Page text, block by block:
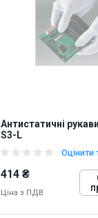
Антистатичні
S3-L
Оцінити
414 ₴
Ціна з ПДВ